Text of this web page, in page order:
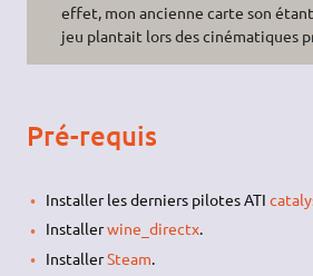
effet, mon ancienne carte son
jeu plantait lors des cinématiques
Pré-requis
Installer les derniers pilotes ATI
Installerwine_directx.
InstallerSteam.